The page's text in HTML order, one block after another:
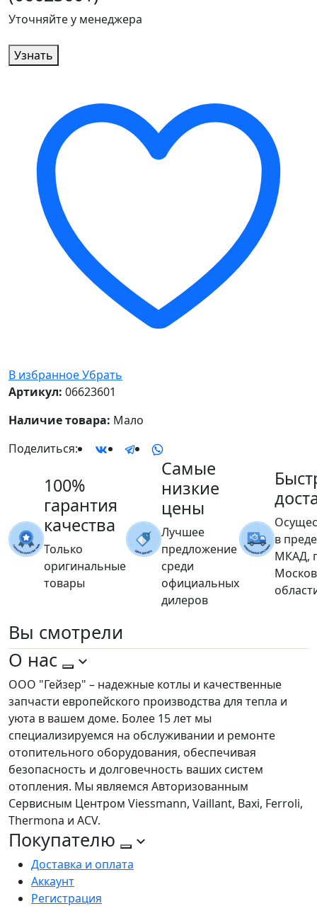
Уточняйте у менеджера
Узнать
В избранноеУбрать
Артикул: 06623601
Наличие товара: Мало
Поделиться:
100%
гарантия
качества
Только
оригинальные
товары
Самые
низкие
цены
Лучшее
предложение
среди
официальных
дилеров
в
МКАД,
Вы смотрели
О нас
ООО "Гейзер" – надежные котлы и качественные
запчасти европейского производства для тепла и
уюта в вашем доме. Более 15 лет мы
специализируемся на обслуживании и ремонте
отопительного оборудования, обеспечивая
безопасность и долговечность ваших систем
отопления. Мы являемся Авторизованным
Сервисным Центром Viessmann, Vaillant, Baxi, Ferroli,
Thermona и ACV.
Покупателю
Доставка и оплата
Аккаунт
Регистрация